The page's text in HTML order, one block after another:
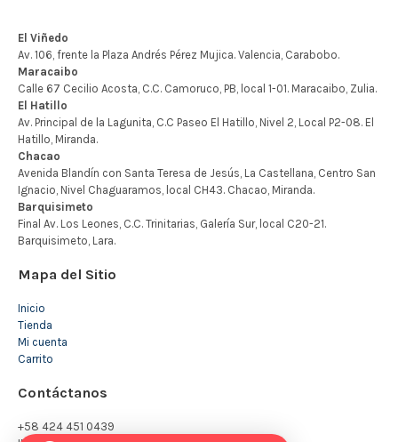
Mapa del Sitio
Inicio
Tienda
Mi cuenta
Carrito
Contáctanos
+58 424 451 0439